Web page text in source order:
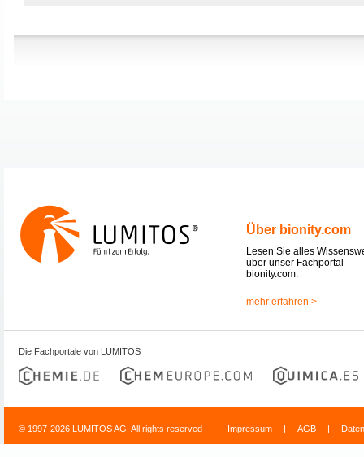
Über bionity.com
Lesen Sie alles
über unser Fachportal
bionity.com.
mehr erfahren >
Die Fachportale von LUMITOS
© 1997-2026 LUMITOS AG, All rights reserved Impressum | AGB |